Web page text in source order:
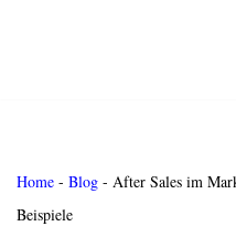
Home - Blog - After Sales im
Beispiele